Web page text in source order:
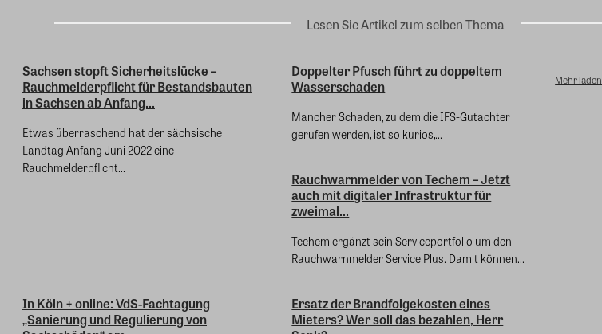
Lesen Sie Artikel zum selben Thema
Sachsen stopft Sicherheitslücke –
Rauchmelderpflicht für Bestandsbauten
in Sachsen ab Anfang...
Etwas überraschend hat der sächsische
Landtag Anfang Juni 2022 eine
Rauchmelderpflicht...
Doppelter Pfusch führt zu doppeltem
Wasserschaden
Mancher Schaden, zu dem die IFS-Gutachter
gerufen werden, ist so kurios,...
Rauchwarnmelder von Techem – Jetzt
auch mit digitaler Infrastruktur für
zweimal...
Techem ergänzt sein Serviceportfolio um den
Rauchwarnmelder Service Plus. Damit können...
In Köln + online: VdS-Fachtagung
„Sanierung und Regulierung von
Ersatz der Brandfolgekosten eines
Mieters? Wer soll das bezahlen, Herr
Mehr laden